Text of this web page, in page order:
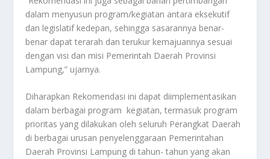
dalam menyusun program/kegiatan antara eksekutif
dan legislatif kedepan, sehingga sasarannya benar-
benar dapat terarah dan terukur kemajuannya sesuai
dengan visi dan misi Pemerintah Daerah Provinsi
Lampung,” ujarnya.
Diharapkan Rekomendasi ini dapat diimplementasikan
dalam berbagai program kegiatan, termasuk program
prioritas yang dilakukan oleh seluruh Perangkat Daerah
di berbagai urusan penyelenggaraan Pemerintahan
Daerah Provinsi Lampung di tahun- tahun yang akan